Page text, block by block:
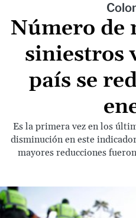
Número de
siniestros
país se
Es la primera vez en los
disminución en este
mayores reducciones